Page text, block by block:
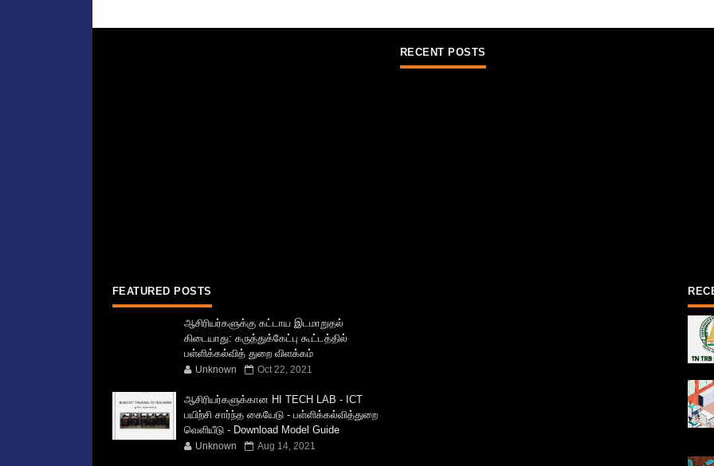
FEATURED POSTS
ஆசிரியர்களுக்கு கட்டாய இடமாறுதல்
கிடையாது: கருத்துக்கேட்பு கூட்டத்தில்
பள்ளிக்கல்வித் துறை விளக்கம்
Unknown Oct 22, 2021
ஆசிரியர்களுக்கான HI TECH LAB - ICT
பயிற்சி சார்ந்த கையேடு - பள்ளிக்கல்வித்துறை
வெளியீடு - Download Model Guide
Unknown Aug 14, 2021
RECENT POSTS